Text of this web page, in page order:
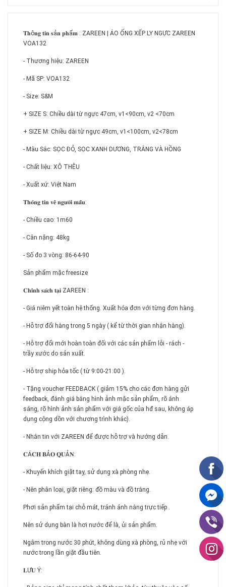
𝐓𝐡ô𝐧𝐠 𝐭𝐢𝐧 𝐬ả𝐧 𝐩𝐡ẩ𝐦 : ZAREEN | ÁO ỐNG XẾP LY NGỰC ZAREEN
VOA132
- Thương hiệu: ZAREEN
- Mã SP: VOA132
- Size: S&M
+ SIZE S: Chiều dài từ ngực 47cm, v1<90cm, v2 <70cm
+ SIZE M: Chiều dài từ ngực 49cm, v1<100cm, v2<78cm
- Màu Sắc: SỌC ĐỎ, SỌC XANH DƯƠNG, TRẮNG VÀ HỒNG
- Chất liệu: XÔ THÊU
- Xuất xứ: Việt Nam
𝐓𝐡𝐨̂𝐧𝐠 𝐭𝐢𝐧 𝐯𝐞̂̀ 𝐧𝐠𝐮̛𝐨̛̀𝐢 𝐦𝐚̂̃𝐮:
- Chiều cao: 1m60
- Cân nặng: 48kg
- Số đo 3 vòng: 86-64-90
Sản phẩm mặc freesize
𝐂𝐡𝐢́𝐧𝐡 𝐬𝐚́𝐜𝐡 𝐭𝐚̣𝐢 ZAREEN :
- Giá niêm yết toàn hệ thống. Xuất hóa đơn với từng đơn hàng.
- Hỗ trợ đổi hàng trong 5 ngày ( kể từ thời gian nhận hàng).
- Hỗ trợ đổi mới hoàn toàn đối với các sản phẩm lỗi - rách -
trầy xước do sản xuất.
- Hỗ trợ ship hỏa tốc ( từ 9:00-21:00 ).
- Tặng voucher FEEDBACK ( giảm 15% cho các đơn hàng gửi
feedback, đánh giá bằng hình ảnh mặc sản phẩm, rõ ánh
sáng, rõ hình ảnh sản phẩm với giá gốc của hđ sau, không áp
dụng cộng dồn với chương trình khác).
- Nhắn tin với ZAREEN để được hỗ trợ và hướng dẫn.
𝐂Á𝐂𝐇 𝐁Ả𝐎 𝐐𝐔Ả𝐍:
- Khuyến khích giặt tay, sử dụng xà phòng nhẹ.
- Nên phân loại, giặt riêng: đồ màu và đồ trắng.
Phơi sản phẩm tại chỗ mát, tránh ánh nắng trực tiếp .
Nên sử dụng bàn là hơi nước để là, ủi sản phẩm.
Ngâm trong nước 30 phút, không dùng xà phòng, rủ nhẹ với
nước trong lần giặt đầu tiên.
𝐋Ư𝐔 Ý: